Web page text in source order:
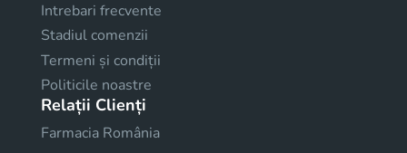
Intrebari frecvente
Stadiul comenzii
Termeni și condiții
Politicile noastre
Relații Clienți
Farmacia România